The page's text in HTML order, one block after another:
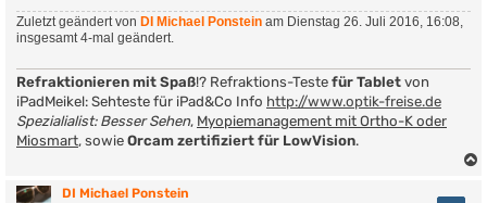
Zuletzt geändert von DI Michael Ponstein am Dienstag 26. Juli 2016, 16:08,
insgesamt 4-mal geändert.
Refraktionieren mit Spaß!? Refraktions-Teste für Tablet von
iPadMeikel: Sehteste für iPad&Co Info http://www.optik-freise.de
Spezialialist: Besser Sehen, Myopiemanagement mit Ortho-K oder
Miosmart, sowie Orcam zertifiziert für LowVision.
DI Michael Ponstein